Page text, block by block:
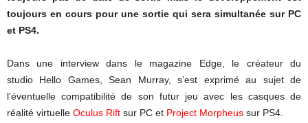
toujours en cours pour une sortie qui sera simultanée sur PC
et PS4.
Dans une interview dans le magazine Edge, le créateur du
studio Hello Games, Sean Murray, s’est exprimé au sujet de
l’éventuelle compatibilité de son futur jeu avec les casques de
réalité virtuelle Oculus Rift sur PC et Project Morpheus sur PS4.